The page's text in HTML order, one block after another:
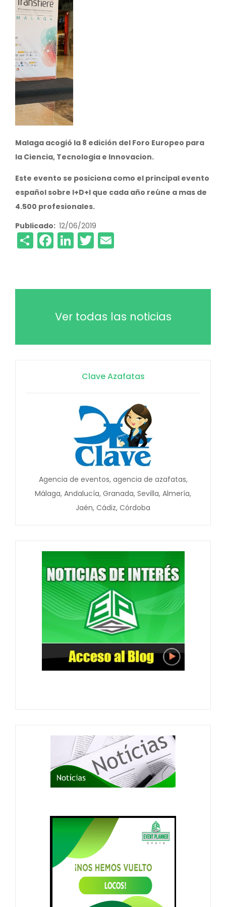
Malaga acogió la 8 edición del Foro Europeo para
la Ciencia, Tecnologia e Innovacion.
Este evento se posiciona como el principal evento
español sobre I+D+I que cada año reúne a mas de
4.500 profesionales.
Publicado 12/06/2019
ShareFacebook
LinkedIn
Twitter
Ver todas las noticias
Clave Azafatas
Agencia de eventos, agencia de azafatas,
Málaga, Andalucía, Granada, Sevilla, Almería,
Jaén, Cádiz, Córdoba